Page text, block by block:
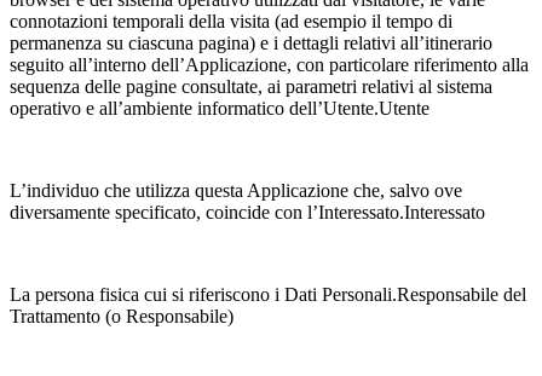
connotazioni temporali della visita (ad esempio il tempo di
permanenza su ciascuna pagina) e i dettagli relativi all’itinerario
seguito all’interno dell’Applicazione, con particolare riferimento alla
sequenza delle pagine consultate, ai parametri relativi al sistema
operativo e all’ambiente informatico dell’Utente.Utente
L’individuo che utilizza questa Applicazione che, salvo ove
diversamente specificato, coincide con l’Interessato.Interessato
La persona fisica cui si riferiscono i Dati Personali.Responsabile del
Trattamento (o Responsabile)